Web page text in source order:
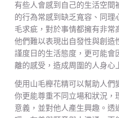
有些人會感到自己的生活空間
的行為常感到缺乏寬容、同理
毛求疵，對於事情都擁有非常
他們難以表現出自發性與創造
謹度日的生活態度，更可能會
離的感受，造成周圍的人身心
使用山毛櫸花精可以幫助人們
你更能尊重不同立場和狀況，
意義，並對他人產生興趣。透